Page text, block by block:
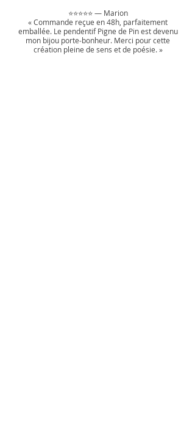
⭐⭐⭐⭐⭐ — Marion
« Commande reçue en 48h, parfaitement
emballée. Le pendentif Pigne de Pin est devenu
mon bijou porte‑bonheur. Merci pour cette
création pleine de sens et de poésie. »